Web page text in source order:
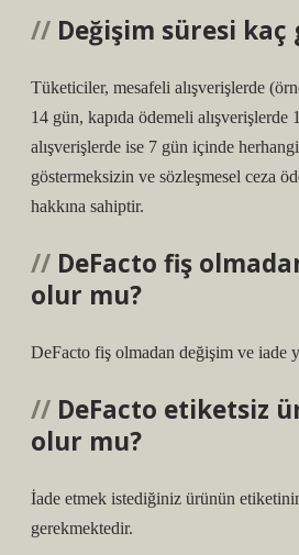
Değişim süresi kaç
Tüketiciler, mesafeli alışverişlerde
14 gün, kapıda ödemeli alışverişlerde
alışverişlerde ise 7 gün içinde
göstermeksizin ve sözleşmesel ceza
hakkına sahiptir.
DeFacto fiş
olur mu?
DeFacto fiş olmadan değişim ve iade
DeFacto etiketsiz
olur mu?
İade etmek istediğiniz ürünün etiketinin
gerekmektedir.